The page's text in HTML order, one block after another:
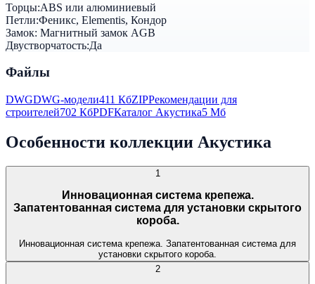
Торцы:ABS или алюминиевый
Петли:Феникс, Elementis, Кондор
Замок: Магнитный замок AGB
Двустворчатость:Да
Файлы
DWGDWG-модели411 КбZIPРекомендации для
строителей702 КбPDFКаталог Акустика5 Мб
Особенности коллекции Акустика
1
Инновационная система крепежа.
Запатентованная система для установки скрытого
короба.
Инновационная система крепежа. Запатентованная система для
установки скрытого короба.
2